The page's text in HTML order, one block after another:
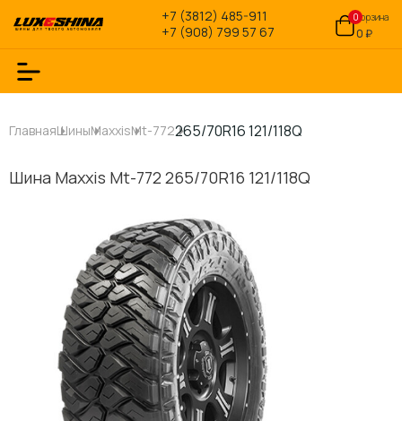
+7 (3812) 485-911
+7 (908) 799 57 67
0Корзина
0 ₽
ГлавнаяШиныMaxxisMt-772265/70R16 121/118Q
Шина Maxxis Mt-772 265/70R16 121/118Q